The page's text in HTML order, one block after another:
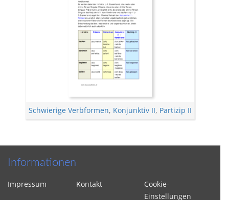
Schwierige Verbformen, Konjunktiv II, Partizip II
Informationen
Impressum Kontakt
Cookie-
Einstellungen